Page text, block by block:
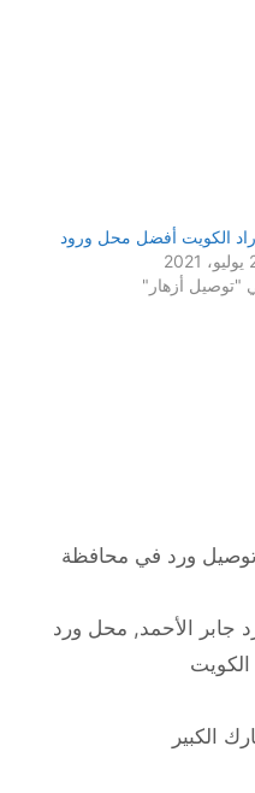
الكويت أفضل محل ورود
"توصيل أزهار"
ورد في محافظة
جابر الأحمد, محل ورد
الكبير